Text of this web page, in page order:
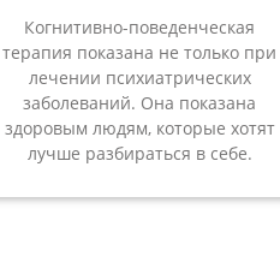
Когнитивно-поведенческая
терапия показана не только при
лечении психиатрических
заболеваний. Она показана
здоровым людям, которые хотят
лучше разбираться в себе.